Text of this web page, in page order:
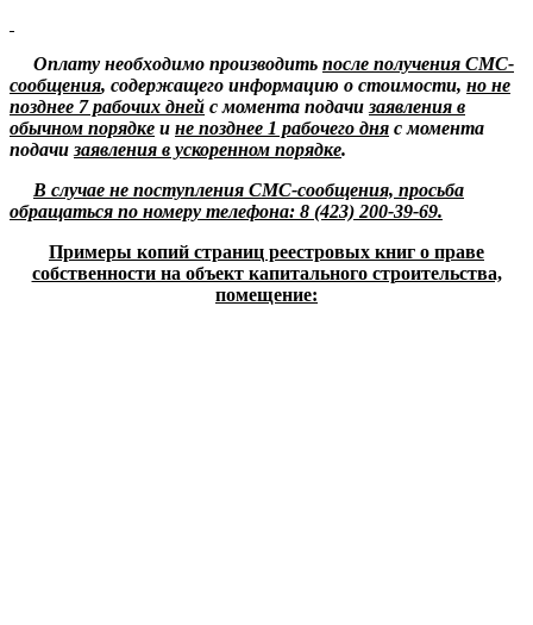
Оплату необходимо производить после получения СМС-
сообщения, содержащего информацию о стоимости, но не
позднее 7 рабочих дней с момента подачи заявления в
обычном порядке и не позднее 1 рабочего дня с момента
подачи заявления в ускоренном порядке.
В случае не поступления СМС-сообщения, просьба
обращаться по номеру телефона: 8 (423) 200-39-69.
Примеры копий страниц реестровых книг о праве
собственности на объект капитального строительства,
помещение: